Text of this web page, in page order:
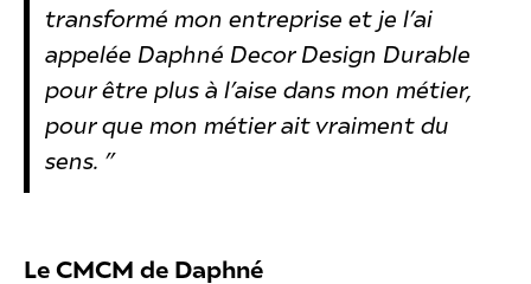
transformé mon entreprise et je l’ai
appelée Daphné Decor Design Durable
pour être plus à l’aise dans mon métier,
pour que mon métier ait vraiment du
sens. ”
Le CMCM de Daphné